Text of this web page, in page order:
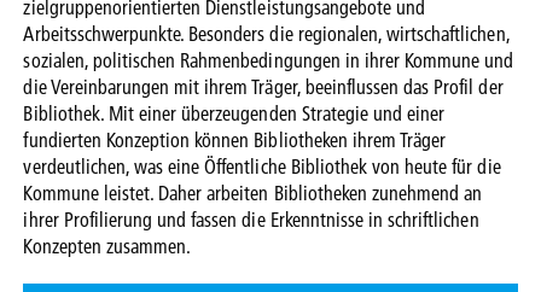
zielgruppenorientierten Dienstleistungsangebote und
Arbeitsschwerpunkte. Besonders die regionalen, wirtschaftlichen,
sozialen, politischen Rahmenbedingungen in ihrer Kommune und
die Vereinbarungen mit ihrem Träger, beeinflussen das Profil der
Bibliothek. Mit einer überzeugenden Strategie und einer
fundierten Konzeption können Bibliotheken ihrem Träger
verdeutlichen, was eine Öffentliche Bibliothek von heute für die
Kommune leistet. Daher arbeiten Bibliotheken zunehmend an
ihrer Profilierung und fassen die Erkenntnisse in schriftlichen
Konzepten zusammen.